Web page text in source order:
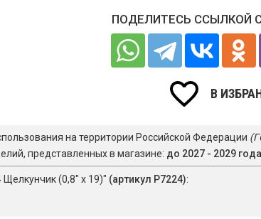
ПОДЕЛИТЕСЬ ССЫЛКОЙ
В
на территории Российской Федерации
представленных в магазине: до 2027 - 2029 года
(0,8" х 19)" (артикул Р7224):